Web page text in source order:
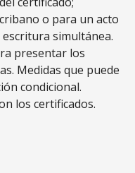
o para un acto
simultánea.
presentar los
Medidas que puede
condicional.
los certificados.